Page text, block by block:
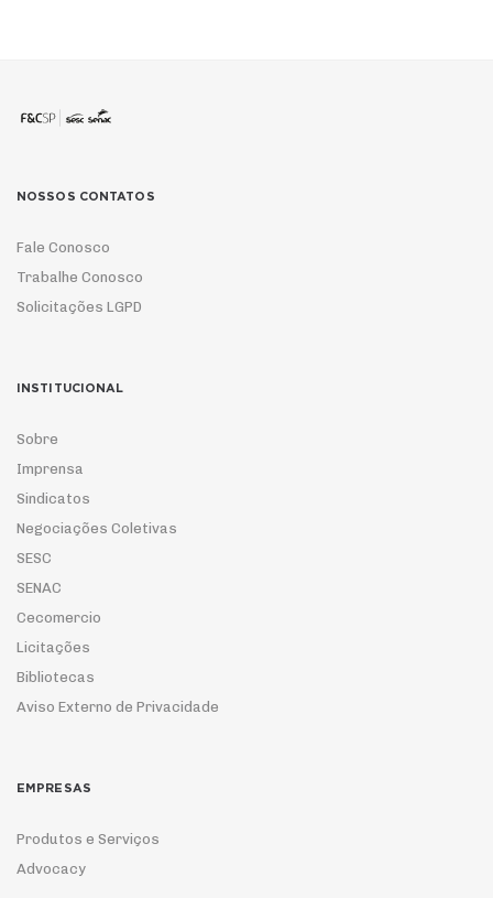
NOSSOS CONTATOS
Fale Conosco
Trabalhe Conosco
Solicitações LGPD
INSTITUCIONAL
Sobre
Imprensa
Sindicatos
Negociações Coletivas
SESC
SENAC
Cecomercio
Licitações
Bibliotecas
Aviso Externo de Privacidade
EMPRESAS
Produtos e Serviços
Advocacy